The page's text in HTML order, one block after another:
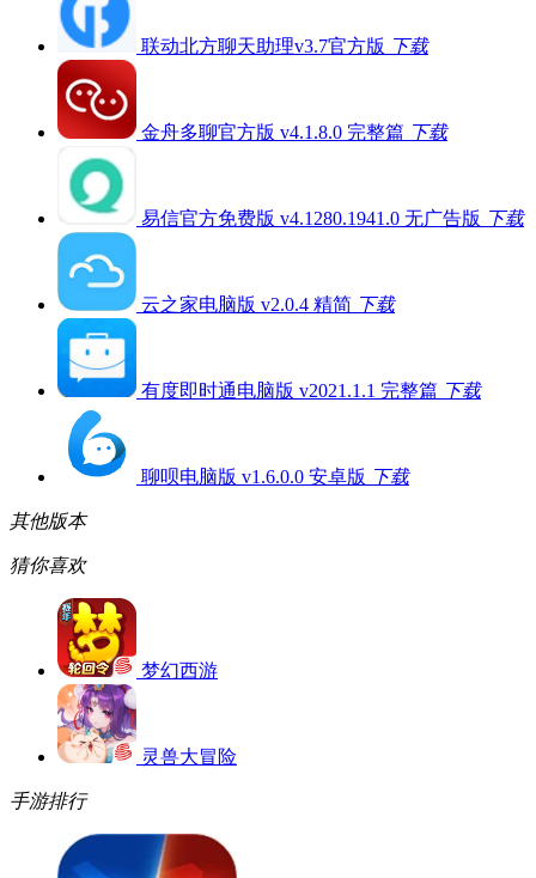
联动北方聊天助理v3.7官方版 下载
金舟多聊官方版 v4.1.8.0 完整篇 下载
易信官方免费版 v4.1280.1941.0 无广告版 下载
云之家电脑版 v2.0.4 精简 下载
有度即时通电脑版 v2021.1.1 完整篇 下载
聊呗电脑版 v1.6.0.0 安卓版 下载
其他版本
猜你喜欢
梦幻西游
灵兽大冒险
手游排行